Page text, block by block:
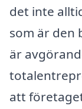
det inte
som är den
är
att